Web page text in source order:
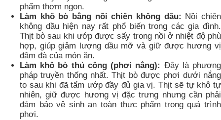
phẩm thơm ngon.
Làm khô bò bằng nồi chiên không dầu: Nồi chiên
không dầu hiện nay rất phổ biến trong các gia đình.
Thịt bò sau khi ướp được sấy trong nồi ở nhiệt độ phù
hợp, giúp giảm lượng dầu mỡ và giữ được hương vị
đậm đà của món ăn.
Làm khô bò thủ công (phơi nắng): Đây là phương
pháp truyền thống nhất. Thịt bò được phơi dưới nắng
to sau khi đã tẩm ướp đầy đủ gia vị. Thịt sẽ tự khô tự
nhiên, giữ được hương vị đặc trưng nhưng cần phải
đảm bảo vệ sinh an toàn thực phẩm trong quá trình
phơi.